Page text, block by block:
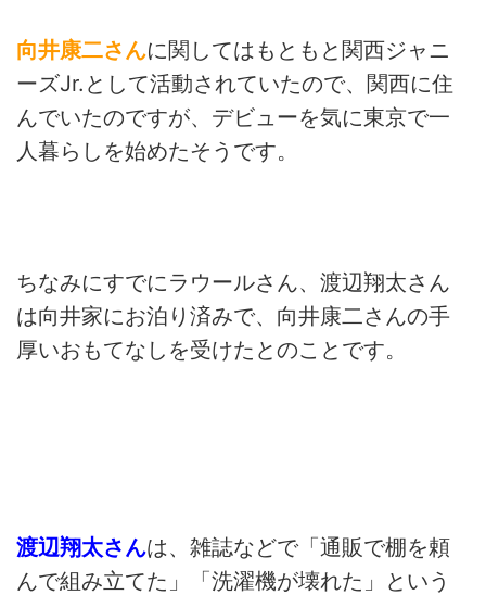
向井康二さんに関してはもともと関西ジャニ
ーズJr.として活動されていたので、関西に住
んでいたのですが、デビューを気に東京で一
人暮らしを始めたそうです。
ちなみにすでにラウールさん、渡辺翔太さん
は向井家にお泊り済みで、向井康二さんの手
厚いおもてなしを受けたとのことです。
渡辺翔太さんは、雑誌などで「通販で棚を頼
んで組み立てた」「洗濯機が壊れた」という